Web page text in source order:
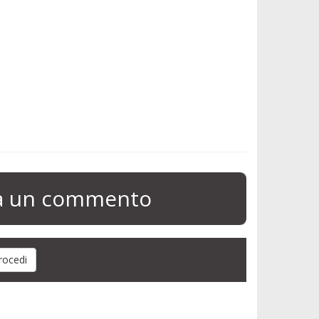
un commento